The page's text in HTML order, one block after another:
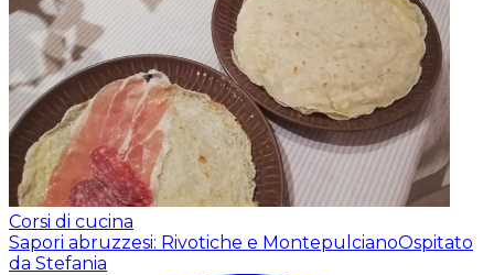
Corsi di cucina
Sapori abruzzesi: Rivotiche e MontepulcianoOspitato
da Stefania